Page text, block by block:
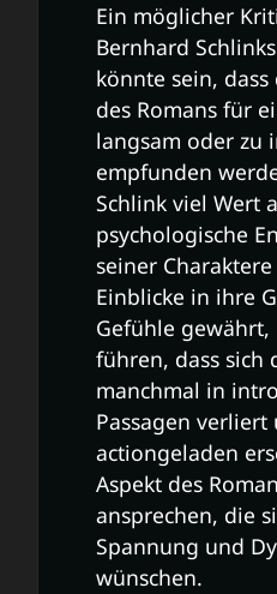
Ein möglicher
Bernhard
könnte sein,
des Romans für
langsam oder zu
empfunden
Schlink viel Wert
psychologische
seiner
Einblicke in ihre
Gefühle gewährt,
führen, dass sich
manchmal in
Passagen
actiongeladen
Aspekt des
ansprechen, die
Spannung und
wünschen.